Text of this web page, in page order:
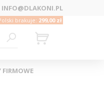
INFO@DLAKONI.PL
brakuje: 299,00 zł
FIRMOWE